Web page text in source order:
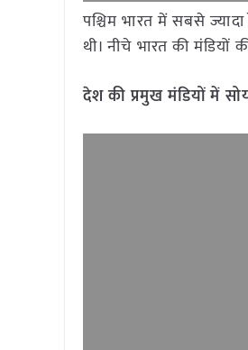
पश्चिम भारत में सबसे
थी। नीचे भारत की
देश की प्रमुख मंडियों में